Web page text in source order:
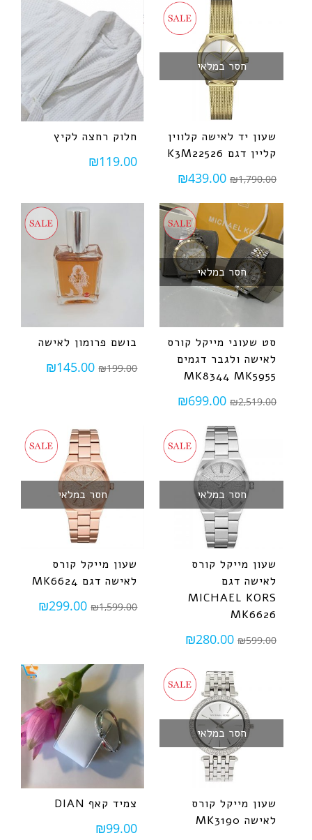
חסר במלאי
שעון יד לאישה קלווין
קליין דגם K3M22526
₪1,790.00
₪439.00
חלוק רחצה לקיץ
₪119.00
חסר במלאי
סט שעוני מייקל קורס
לאישה ולגבר דגמים
MK8344 MK5955
₪2,519.00
₪699.00
בושם פרומון לאישה
₪199.00
₪145.00
חסר במלאי
שעון מייקל קורס
לאישה דגם
MICHAEL KORS
MK6626
₪599.00
₪280.00
חסר במלאי
שעון מייקל קורס
לאישה דגם MK6624
₪1,599.00
₪299.00
חסר במלאי
שעון מייקל קורס
לאישה MK3190
צמיד קאף DIAN
₪99.00